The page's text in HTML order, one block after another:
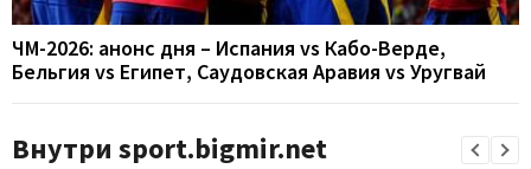
ЧМ-2026: анонс дня – Испания vs Кабо-Верде,
Бельгия vs Египет, Саудовская Аравия vs Уругвай
Внутри sport.bigmir.net